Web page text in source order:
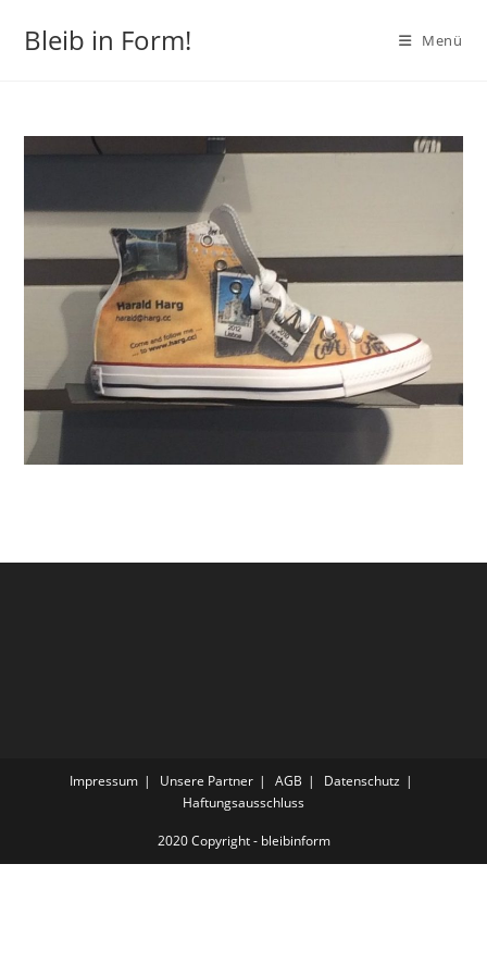
InhaltBleib in Form! Menü
Impressum Unsere Partner AGB
Datenschutz
Haftungsausschluss
2020 Copyright - bleibinform